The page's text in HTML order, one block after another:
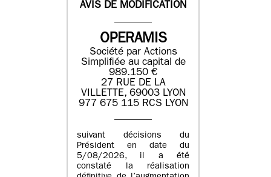
AVIS DE MODIFICATION
OPERAMIS
Société par Actions
Simplifiée au capital de
989.150 €
27 RUE DE LA
VILLETTE, 69003 LYON
977 675 115 RCS LYON
suivant décisions du
Président en date du
5/08/2026, il a été
constaté la réalisation